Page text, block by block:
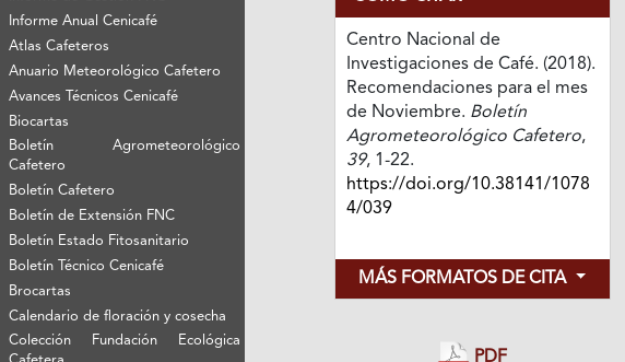
Informe Anual Cenicafé
Atlas Cafeteros
Anuario Meteorológico Cafetero
Avances Técnicos Cenicafé
Biocartas
Boletín Agrometeorológico
Cafetero
Boletín Cafetero
Boletín de Extensión FNC
Boletín Estado Fitosanitario
Boletín Técnico Cenicafé
Brocartas
Calendario de floración y cosecha
Colección Fundación Ecológica
Centro Nacional de
Investigaciones de Café. (2018).
Recomendaciones para el mes
de Noviembre. Boletín
Agrometeorológico Cafetero,
39, 1-22.
https://doi.org/10.38141/1078
4/039
MÁS FORMATOS DE CITA
PDF